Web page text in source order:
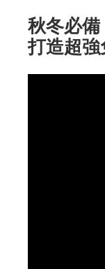
秋冬必
打造超